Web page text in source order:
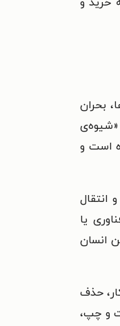
بحران
«شیوه‌ی
است و
انتقال
یا
انسان
حذف
و چپ،